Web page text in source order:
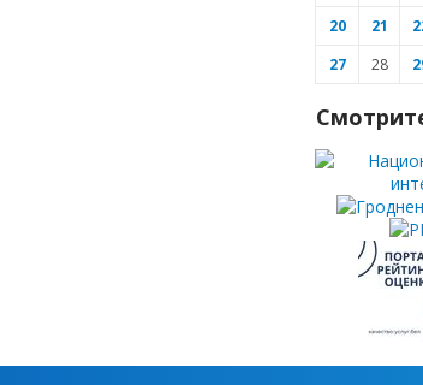
20
21
27
28